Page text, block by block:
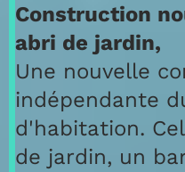
Construction
abri de jardin,
Une nouvelle
indépendante
d'habitation.
de jardin, un